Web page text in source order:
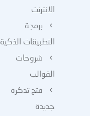
الانترنت
برمجة
التطبيقات الذكية
شروحات
القوالب
فتح تذكرة
جديدة